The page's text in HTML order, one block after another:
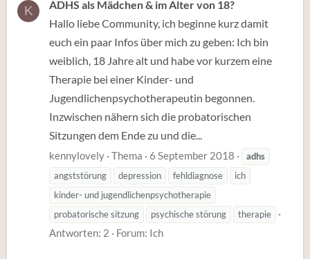
K
ADHS als Mädchen & im Alter von 18?
Hallo liebe Community, ich beginne kurz damit
euch ein paar Infos über mich zu geben: Ich bin
weiblich, 18 Jahre alt und habe vor kurzem eine
Therapie bei einer Kinder- und
Jugendlichenpsychotherapeutin begonnen.
Inzwischen nähern sich die probatorischen
Sitzungen dem Ende zu und die...
kennylovely Thema 6 September 2018
adhs
angststörung
depression fehldiagnose
ich
kinder- und jugendlichenpsychotherapie
probatorische sitzung
psychische störung therapie
Antworten: 2 Forum: Ich